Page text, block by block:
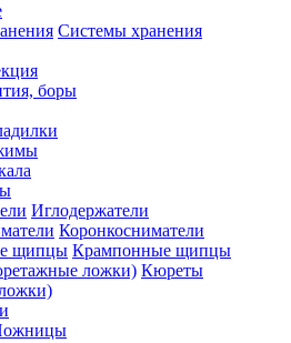
Системы хранения
боры
Иглодержатели
Коронкосниматели
Крампонные щипцы
Кюреты